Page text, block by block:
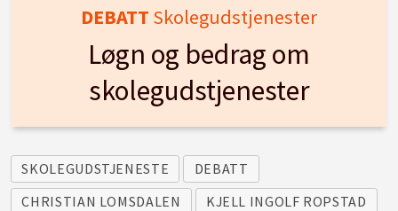
DEBATT Skolegudstjenester
Løgn og bedrag om
skolegudstjenester
SKOLEGUDSTJENESTE
DEBATT
CHRISTIAN LOMSDALEN
KJELL INGOLF ROPSTAD